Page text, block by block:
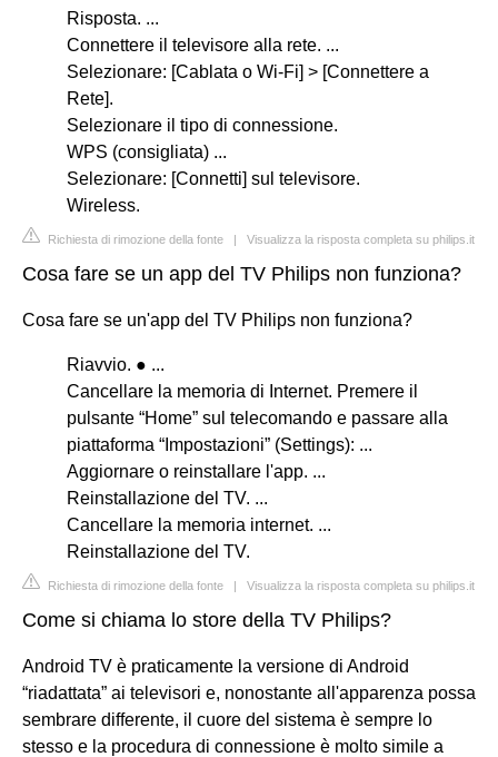
Risposta. ...
Connettere il televisore alla rete. ...
Selezionare: [Cablata o Wi-Fi] > [Connettere a
Rete].
Selezionare il tipo di connessione.
WPS (consigliata) ...
Selezionare: [Connetti] sul televisore.
Wireless.
Richiesta di rimozione della fonte | Visualizza la risposta completa su philips.it
Cosa fare se un app del TV Philips non funziona?
Cosa fare se un'app del TV Philips non funziona?
Riavvio. ● ...
Cancellare la memoria di Internet. Premere il
pulsante “Home” sul telecomando e passare alla
piattaforma “Impostazioni” (Settings): ...
Aggiornare o reinstallare l'app. ...
Reinstallazione del TV. ...
Cancellare la memoria internet. ...
Reinstallazione del TV.
Richiesta di rimozione della fonte | Visualizza la risposta completa su philips.it
Come si chiama lo store della TV Philips?
Android TV è praticamente la versione di Android
“riadattata” ai televisori e, nonostante all'apparenza possa
sembrare differente, il cuore del sistema è sempre lo
stesso e la procedura di connessione è molto simile a